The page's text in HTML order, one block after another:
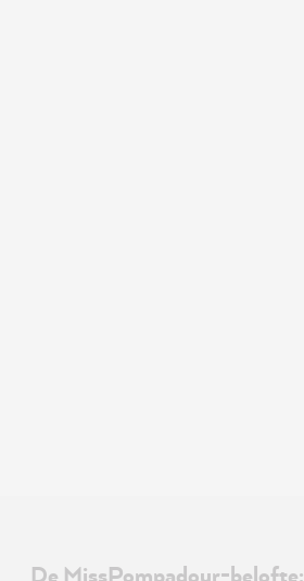
De MissPompadour-belofte: